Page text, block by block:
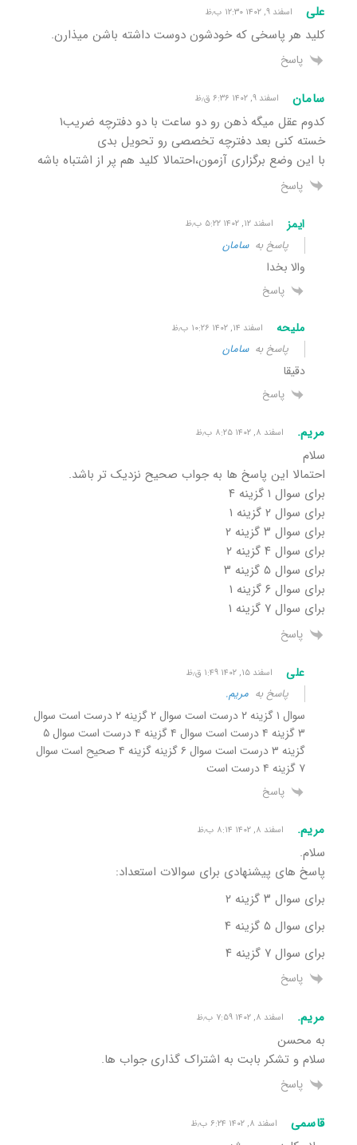
علی اسفند ۹, ۱۴۰۲ ۱۲:۳۰ ب٫ظ
کلید هر پاسخی که خودشون دوست داشته باشن میذارن.
پاسخ
سامان اسفند ۹, ۱۴۰۲ ۶:۳۶ ق٫ظ
کدوم عقل میگه ذهن رو دو ساعت با دو دفترچه ضریب۱
خسته کنی بعد دفترچه تخصصی رو تحویل بدی
با این وضع برگزاری آزمون،احتمالا کلید هم پر از اشتباه باشه
پاسخ
ایمز اسفند ۱۲, ۱۴۰۲ ۵:۲۲ ب٫ظ
پاسخ بهسامان
والا بخدا
پاسخ
ملیحه اسفند ۱۴, ۱۴۰۲ ۱۰:۲۶ ب٫ظ
پاسخ بهسامان
دقیقا
پاسخ
مریم. اسفند ۸, ۱۴۰۲ ۸:۲۵ ب٫ظ
سلام
احتمالا این پاسخ ها به جواب صحیح نزدیک تر باشد.
برای سوال ۱ گزینه ۴
برای سوال ۲ گزینه ۱
برای سوال ۳ گزینه ۲
برای سوال ۴ گزینه ۲
برای سوال ۵ گزینه ۳
برای سوال ۶ گزینه ۱
برای سوال ۷ گزینه ۱
پاسخ
علی اسفند ۱۵, ۱۴۰۲ ۱:۴۹ ق٫ظ
پاسخ به مریم.
سوال ۱ گزینه ۲ درست است سوال ۲ گزینه ۲ درست است سوال
۳ گزینه ۴ درست است سوال ۴ گزینه ۴ درست است سوال ۵
گزینه ۳ درست است سوال ۶ گزینه گزینه ۴ صحیح است سوال
۷ گزینه ۴ درست است
پاسخ
مریم. اسفند ۸, ۱۴۰۲ ۸:۱۴ ب٫ظ
سلام.
پاسخ های پیشنهادی برای سوالات استعداد:
برای سوال ۳ گزینه ۲
برای سوال ۵ گزینه ۴
برای سوال ۷ گزینه ۴
پاسخ
مریم. اسفند ۸, ۱۴۰۲ ۷:۵۹ ب٫ظ
به محسن
سلام و تشکر بابت به اشتراک گذاری جواب ها.
پاسخ
قاسمی اسفند ۸, ۱۴۰۲ ۶:۲۴ ب٫ظ